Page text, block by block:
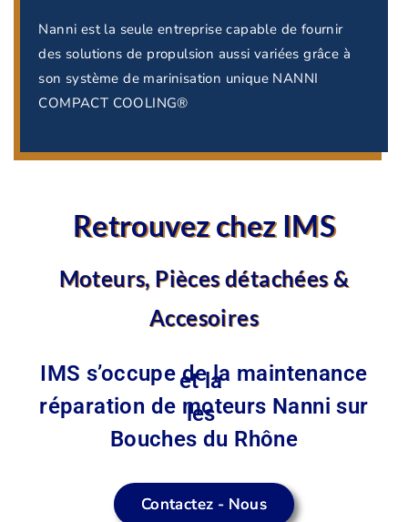
Nanni est la seule entreprise capable de fournir
des solutions de propulsion aussi variées grâce à
son système de marinisation unique NANNI
COMPACT COOLING®
Retrouvez chez IMS
Moteurs, Pièces détachées &
Accesoires
IMS s’occupe de la maintenance
et la
réparation de moteurs Nanni sur
les
Bouches du Rhône
Contactez - Nous